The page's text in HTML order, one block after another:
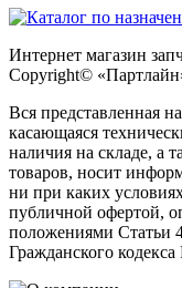
Интернет магазин
Copyright©
Вся представленная
касающаяся
наличия на складе, а
товаров, носит
ни при каких
публичной офертой,
положениями Статьи
Гражданского